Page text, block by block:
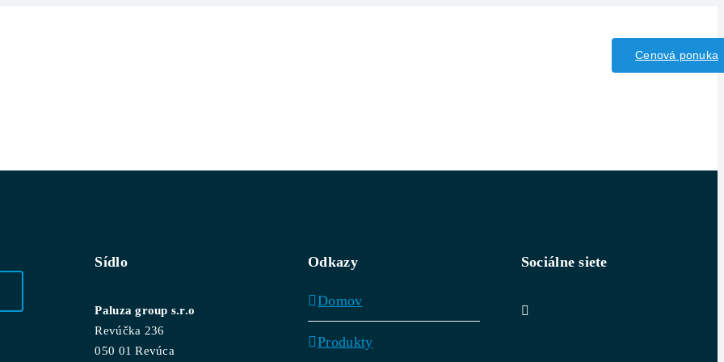
Cenová ponuka
Sídlo
Paluza group s.r.o
Revúčka 236
050 01 Revúca
Odkazy
Domov
Produkty
Sociálne siete